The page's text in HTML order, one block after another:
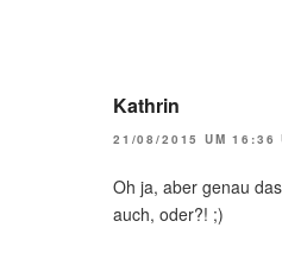
Kathrin
21/08/2015 UM 16:36
Oh ja, aber genau
auch, oder?! ;)